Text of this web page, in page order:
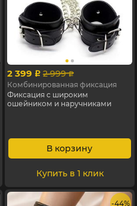
2 399 p 2 999 p
Комбинированная фиксация
Фиксация с широким
ошейником и наручниками
В корзину
Купить в 1 клик
- 44%